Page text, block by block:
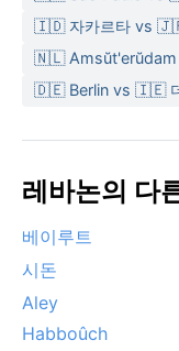
🇮🇩 자카르타 vs
🇳🇱
🇩🇪 Berlin vs 🇮🇪
레바논의 다
베이루트
시돈
Aley
Habboûch